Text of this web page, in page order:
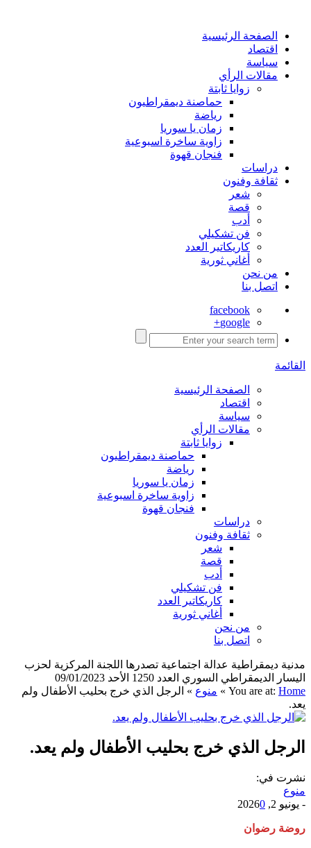
الصفحة الرئيسية
اقتصاد
سياسة
مقالات الرأي
زوايا ثابتة
حماصنة ديمقراطيون
رياضة
زمان يا سوريا
زاوية ساخرة اسبوعية
فنجان قهوة
دراسات
ثقافة وفنون
شعر
قصة
أدب
فن تشكيلي
كاريكاتير العدد
أغاني ثورية
من نحن
اتصل بنا
facebook
google+
القائمة
الصفحة الرئيسية
اقتصاد
سياسة
مقالات الرأي
زوايا ثابتة
حماصنة ديمقراطيون
رياضة
زمان يا سوريا
زاوية ساخرة اسبوعية
فنجان قهوة
دراسات
ثقافة وفنون
شعر
قصة
أدب
فن تشكيلي
كاريكاتير العدد
أغاني ثورية
من نحن
اتصل بنا
مدنية ديمقراطية عدالة اجتماعية تصدرها اللجنة المركزية لحزب
اليسار الديمقراطي السوري العدد 1250 الأحد 09/01/2023
You are at: Home
» منوع » الرجل الذي خرج بحليب الأطفال ولم
يعد.
الرجل الذي خرج بحليب الأطفال ولم يعد.
نشرت في:
منوع
- يونيو 2, 2026 0
روضة رضوان